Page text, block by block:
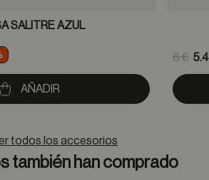
SALITRE AZUL
from
AÑADIR
6 €
to
todos los accesorios
también han comprado